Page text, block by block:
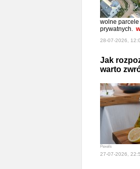
wolne
prywatnych.
28-07-2026,
Jak
warto
Pexels
27-07-2026,